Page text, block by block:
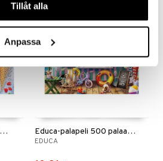
Tillåt alla
Anpassa
Educa Palapeli 500 Palaa Jäätelö Educa-palapeli 500 palaa Jäätelöauto
EDUCA
uutuus